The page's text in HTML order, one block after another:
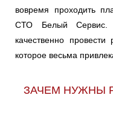
вовремя проходить
СТО Белый Сервис.
качественно
которое весьма
ЗАЧЕМ НУЖНЫ